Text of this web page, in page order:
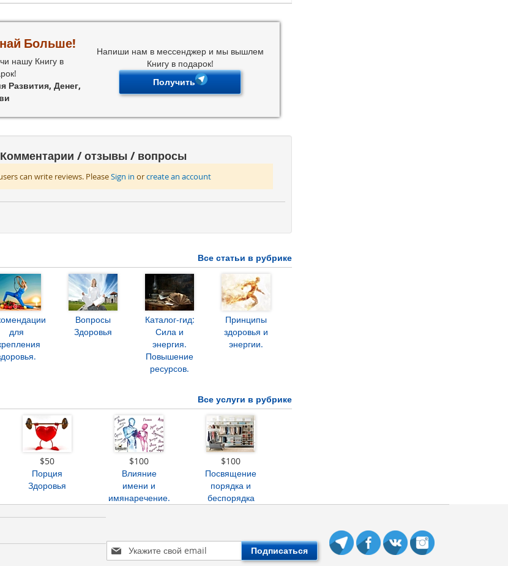
Больше!
нашу Книгу в
Развития, Денег,
Напиши нам в мессенджер и мы вышлем
Книгу в подарок!
Получить
Комментарии / отзывы / вопросы
can write reviews. PleaseSign in orcreate an account
Все статьи в рубрике
для
Вопросы
Здоровья
Каталог-гид:
Сила и
энергия.
Повышение
ресурсов.
Принципы
здоровья и
энергии.
Все услуги в рубрике
$50
Порция
Здоровья
$100
Влияние
имени и
имянаречение.
$100
Посвящение
порядка и
беспорядка
Sign
Up
Подписаться